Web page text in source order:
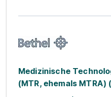
Medizinische
(MTR, ehemals MTRA)